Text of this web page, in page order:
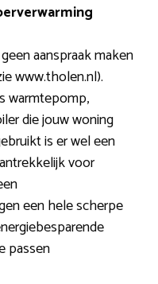
aanspraak maken
www.tholen.nl).
warmtepomp,
die jouw woning
is er wel een
voor
een hele scherpe
passen